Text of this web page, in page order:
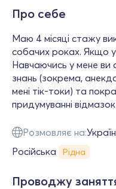
Про себе
Маю 4 місяці стажу
собачих роках. Якщо
Навчаючись у мене
знань (зокрема,
мені тік-токи) та
придумуванні
Розмовляє на:
Російська Рідна
Проводжу